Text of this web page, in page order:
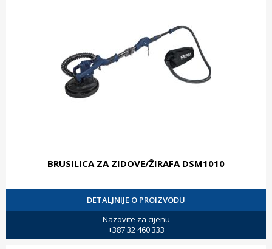
BRUSILICA ZA ZIDOVE/ŽIRAFA DSM1010
DETALJNIJE O PROIZVODU
Nazovite za cijenu
+387 32 460 333